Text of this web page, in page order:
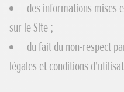
des informations mises
sur le Site ;
du fait du non-respect
légales et conditions